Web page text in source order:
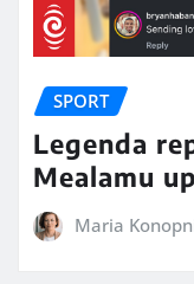
SPORT
Legenda
Mealamu
Maria